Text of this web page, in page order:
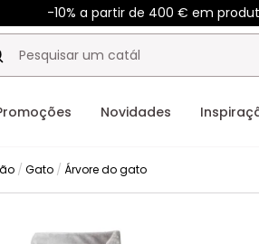
-10% a partir de 400 € em
Novidades
Gato Árvore do gato